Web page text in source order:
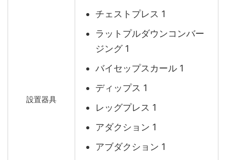
設置器具
チェストプレス 1
ラットプルダウンコンバー
ジング 1
バイセップスカール 1
ディップス 1
レッグプレス 1
アダクション 1
アブダクション 1